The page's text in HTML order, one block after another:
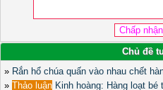
Chủ đề
» Rắn hổ chúa quấn vào nhau chết
» Thảo luận Kinh hoàng: Hàng loạt bé